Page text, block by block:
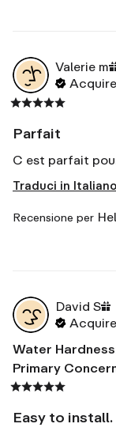
Valerie m
Parfait
C est parfait
Traduci in Italiano
Recensione per
David S
Water Hardness
Primary
Easy to install.